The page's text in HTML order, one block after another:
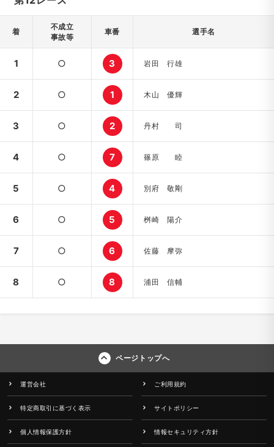
着
不成立
事故等
車番 選手名
1 ○ 3 岩田 行雄
2 ○ 1 木山 優輝
3 ○ 2 丹村 司
4 ○ 7 篠原 睦
5 ○ 4 別府 敬剛
6 ○ 5 桝崎 陽介
7 ○ 6 佐藤 摩弥
8 ○ 8 浦田 信輔
ページトップへ
運営会社 ご利用規約
特定商取引に基づく表示 サイトポリシー
個人情報保護方針 情報セキュリティ方針